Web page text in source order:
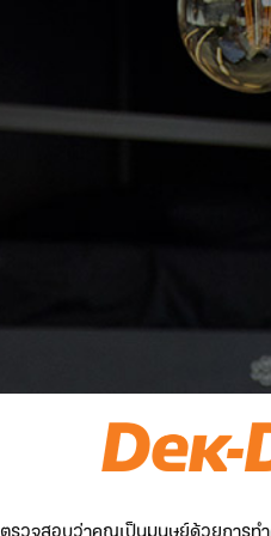
ตรวจสอบว่าคุณเป็นมนุษย์ด้วยการทำ